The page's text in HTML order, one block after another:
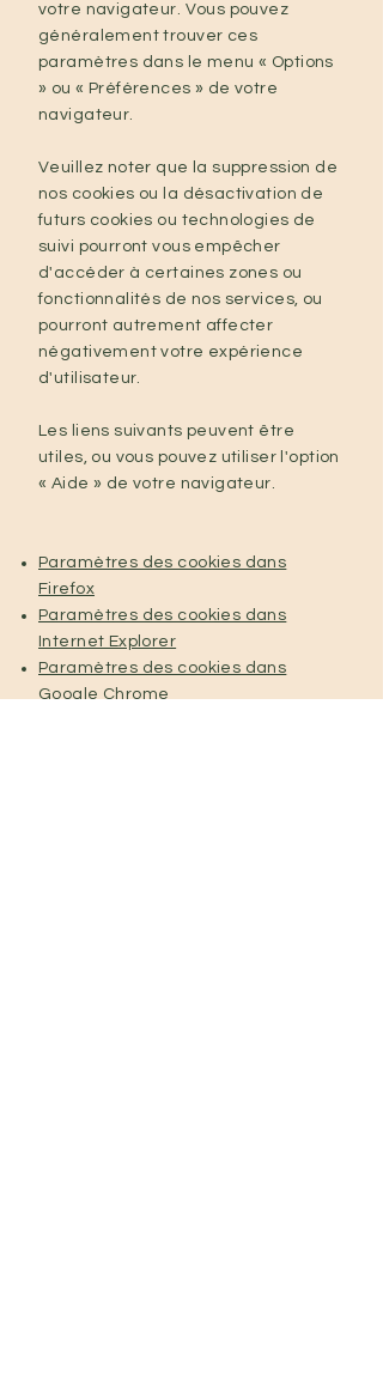
votre navigateur. Vous pouvez
généralement trouver ces
paramètres dans le menu « Options
» ou « Préférences » de votre
navigateur.
Veuillez noter que la suppression de
nos cookies ou la désactivation de
futurs cookies ou technologies de
suivi pourront vous empêcher
d'accéder à certaines zones ou
fonctionnalités de nos services, ou
pourront autrement affecter
négativement votre expérience
d'utilisateur.
Les liens suivants peuvent être
utiles, ou vous pouvez utiliser l'option
« Aide » de votre navigateur.
Paramètres des cookies dans
Firefox
Paramètres des cookies dans
Internet Explorer
Paramètres des cookies dans
Google Chrome